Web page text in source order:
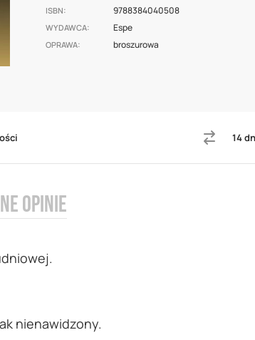
ISBN 9788384040508
WYDAWCA Espe
OPRAWA broszurowa
14
nienawidzony.
opinie